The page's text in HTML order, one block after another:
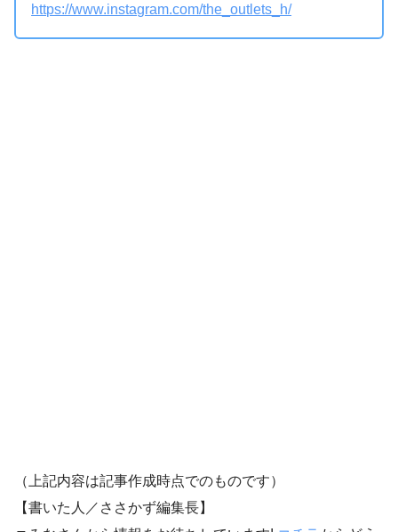
https://www.instagram.com/the_outlets_h/
（上記内容は記事作成時点でのものです）
【書いた人／ささかず編集長】